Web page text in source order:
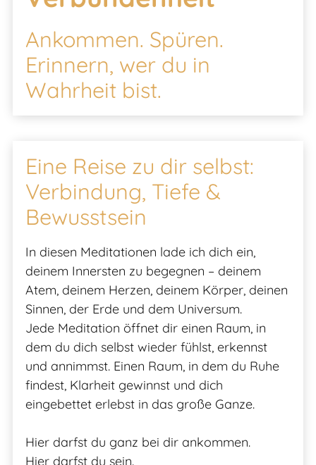
Ankommen. Spüren.
Erinnern, wer du in
Wahrheit bist.
Eine Reise zu dir selbst:
Verbindung, Tiefe &
Bewusstsein
In diesen Meditationen lade ich dich ein,
deinem Innersten zu begegnen – deinem
Atem, deinem Herzen, deinem Körper, deinen
Sinnen, der Erde und dem Universum.
Jede Meditation öffnet dir einen Raum, in
dem du dich selbst wieder fühlst, erkennst
und annimmst. Einen Raum, in dem du Ruhe
findest, Klarheit gewinnst und dich
eingebettet erlebst in das große Ganze.
Hier darfst du ganz bei dir ankommen.
Hier darfst du sein.